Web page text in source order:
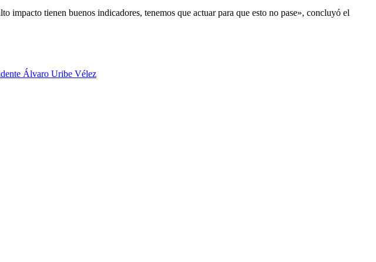
impacto tienen buenos indicadores, tenemos que actuar para que esto no pase», concluyó el
Álvaro Uribe Vélez